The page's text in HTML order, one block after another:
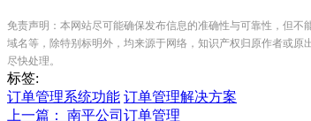
免责声明：本网站尽可能确保发布信息的准确性与可靠性，但
域名等，除特别标明外，均来源于网络，知识产权归原作者或
尽快处理。
标签:
订单管理系统功能 订单管理解决方案
上一篇： 南平公司订单管理